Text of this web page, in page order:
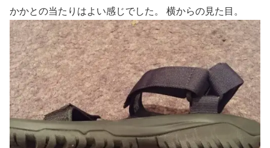
かかとの当たりはよい感じでした。 横からの見た目。